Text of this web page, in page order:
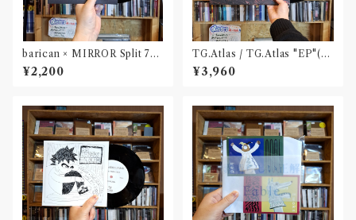
barican × MIRROR Split 7"
(DLコード付属)
¥2,200
TG.Atlas / TG.Atlas "EP"(12
inch)〝旭川〟
¥3,960